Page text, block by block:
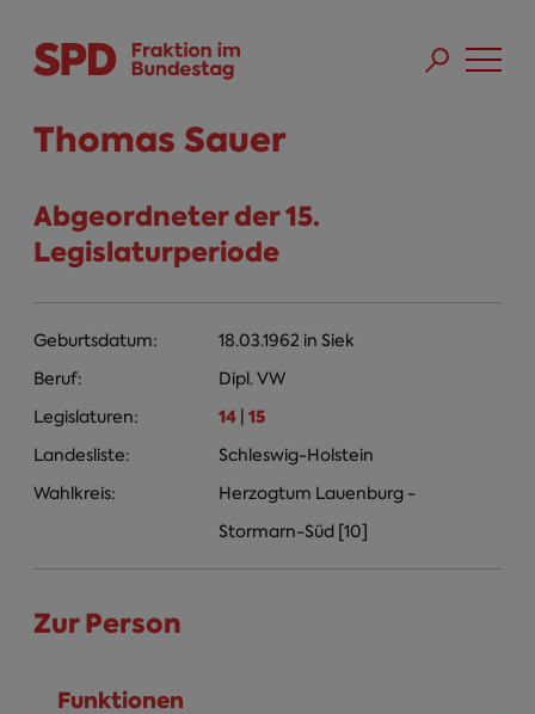
Thomas Sauer
Abgeordneter der 15.
Legislaturperiode
Geburtsdatum: 18.03.1962 in Siek
Beruf:
Dipl. VW
Legislaturen:
14 15
Landesliste:
Schleswig-Holstein
Wahlkreis:
Herzogtum Lauenburg -
Stormarn-Süd [10]
Zur Person
Funktionen